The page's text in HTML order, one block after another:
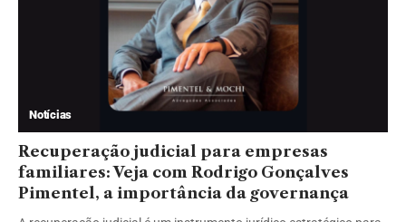
Notícias
Recuperação judicial para empresas
familiares: Veja com Rodrigo Gonçalves
Pimentel, a importância da governança